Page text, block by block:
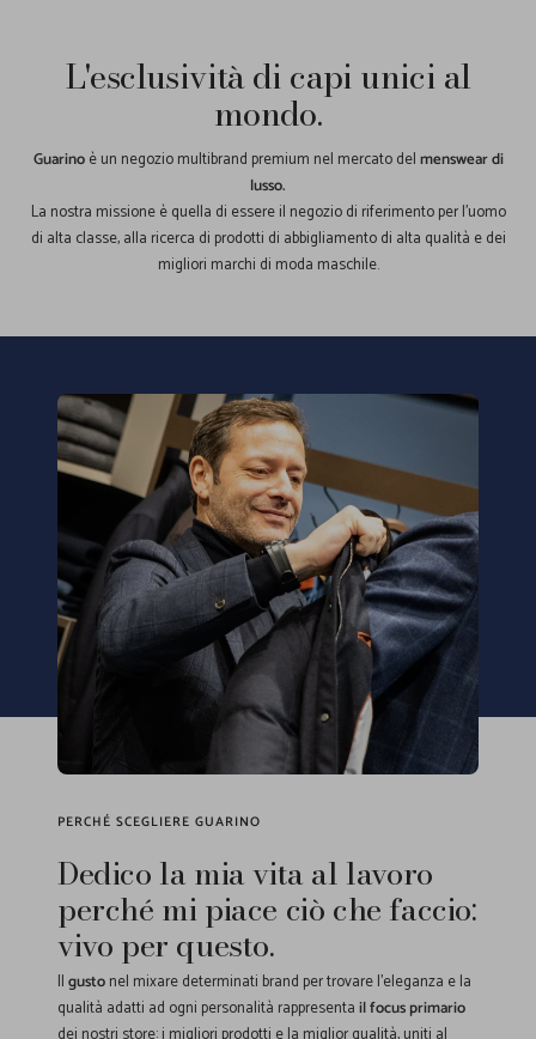
L'esclusività di capi unici al
mondo.
Guarinoè un negozio multibrand premium nel mercato delmenswear di
lusso.
La nostra missione è quella di essere il negozio di riferimento per l'uomo
di alta classe, alla ricerca di prodotti di abbigliamento di alta qualità e dei
migliori marchi di moda maschile.
PERCHÉ SCEGLIERE GUARINO
Dedico la mia vita al lavoro
perché mi piace ciò che faccio:
vivo per questo.
Ilgustonel mixare determinati brand per trovare l'eleganza e la
qualità adatti ad ogni personalità rappresentail focus primario